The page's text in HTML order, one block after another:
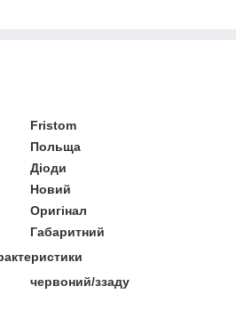
Fristom
Польща
Діоди
Новий
Оригінал
Габаритний
червоний/ззаду